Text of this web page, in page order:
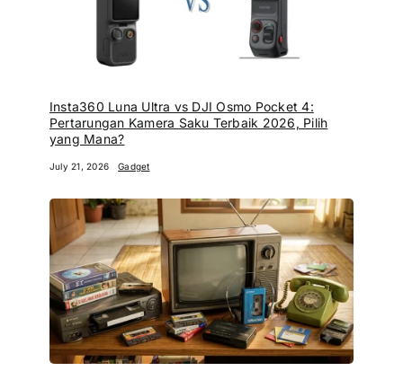
Insta360 Luna Ultra vs DJI Osmo Pocket 4:
Pertarungan Kamera Saku Terbaik 2026, Pilih
yang Mana?
July 21, 2026 Gadget